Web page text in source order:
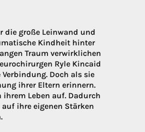
die große Leinwand und
Kindheit hinter
Traum verwirklichen
Ryle Kincaid
Doch als sie
ihrer Eltern erinnern.
ihrem Leben auf. Dadurch
ihre eigenen Stärken